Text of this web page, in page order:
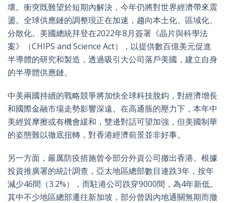
壞。衝突既難望於短期內解決，今年仍將對世界經濟帶來震
盪。全球供應鏈的調整現正在加速，趨向本土化、區域化、
分散化。美國總統拜登在2022年8月簽署《晶片與科學法
案》（CHIPS and Science Act），以提供數百億美元促進
半導體的研究和製造，透過吸引大公司落戶美國，建立自身
的半導體供應鏈。
中美兩國持續的戰略競爭將加快全球科技脫鈎，對經濟增長
和國際金融市場走勢影響深遠。在高通脹的壓力下，本年中
美經貿摩擦或有機會緩和，雙邊對話可望加強，但美國制華
的姿態難以徹底扭轉，對香港經濟前景並非好事。
另一方面，嚴厲防疫措施曾令部分外資公司撤出香港。根據
投資推廣署的統計調查，亞太地區總部數目連跌3年，按年
減少46間（3.2%），而駐港公司跌穿9000間，為4年新低。
其中不少地區總部遷往新加坡，部分曾因內地通關無期而撤